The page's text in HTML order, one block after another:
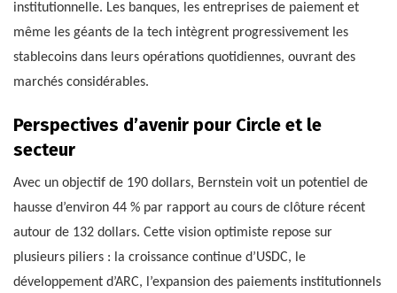
institutionnelle. Les banques, les entreprises de paiement et
même les géants de la tech intègrent progressivement les
stablecoins dans leurs opérations quotidiennes, ouvrant des
marchés considérables.
Perspectives d’avenir pour Circle et le
secteur
Avec un objectif de 190 dollars, Bernstein voit un potentiel de
hausse d’environ 44 % par rapport au cours de clôture récent
autour de 132 dollars. Cette vision optimiste repose sur
plusieurs piliers : la croissance continue d’USDC, le
développement d’ARC, l’expansion des paiements institutionnels